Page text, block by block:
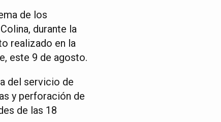
de los
durante la
realizado en la
este 9 de agosto.
del servicio de
y perforación de
de las 18